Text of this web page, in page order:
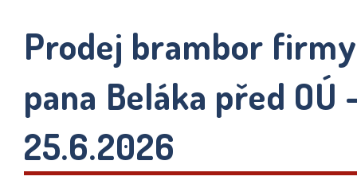
Prodej brambor firmy
pana Beláka před OÚ
25.6.2026